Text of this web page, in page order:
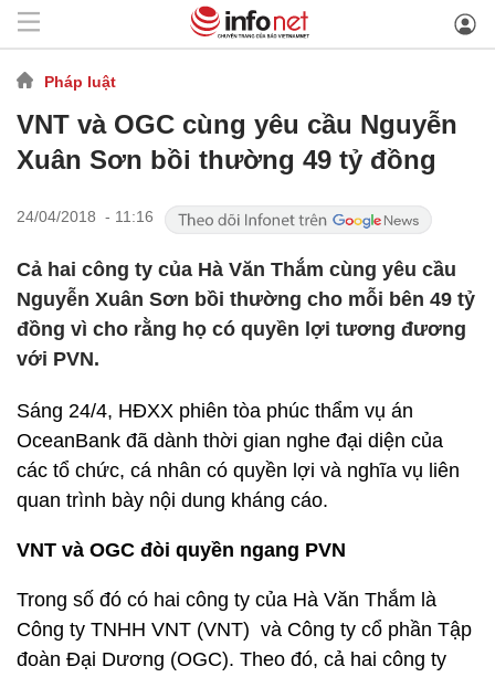
Pháp luật
VNT và OGC cùng yêu cầu Nguyễn
Xuân Sơn bồi thường 49 tỷ đồng
24/04/2018 - 11:16
Cả hai công ty của Hà Văn Thắm cùng yêu cầu
Nguyễn Xuân Sơn bồi thường cho mỗi bên 49 tỷ
đồng vì cho rằng họ có quyền lợi tương đương
với PVN.
Sáng 24/4, HĐXX phiên tòa phúc thẩm vụ án
OceanBank đã dành thời gian nghe đại diện của
các tổ chức, cá nhân có quyền lợi và nghĩa vụ liên
quan trình bày nội dung kháng cáo.
VNT và OGC đòi quyền ngang PVN
Trong số đó có hai công ty của Hà Văn Thắm là
Công ty TNHH VNT (VNT) và Công ty cổ phần Tập
đoàn Đại Dương (OGC). Theo đó, cả hai công ty